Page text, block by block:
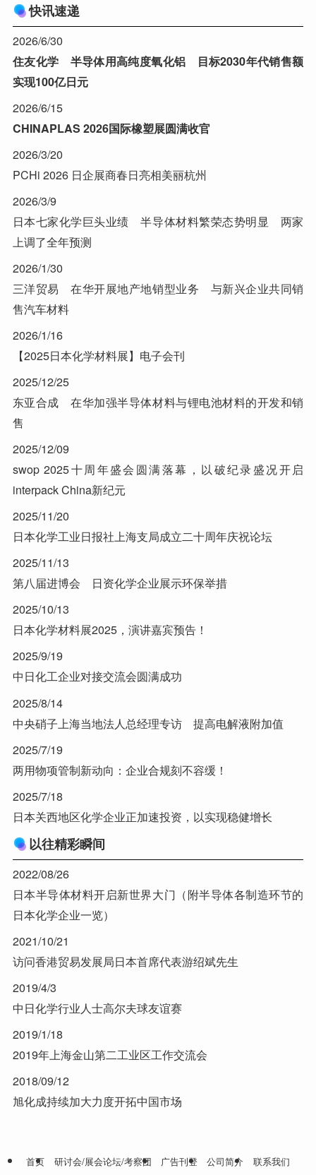
快讯速递
2026/6/30
住友化学 半导体用高纯度氧化铝 目标2030年代销售额
实现100亿日元
2026/6/15
CHINAPLAS 2026国际橡塑展圆满收官
2026/3/20
PCHi 2026 日企展商春日亮相美丽杭州
2026/3/9
日本七家化学巨头业绩 半导体材料繁荣态势明显 两家
上调了全年预测
2026/1/30
三洋贸易 在华开展地产地销型业务 与新兴企业共同销
售汽车材料
2026/1/16
【2025日本化学材料展】电子会刊
2025/12/25
东亚合成 在华加强半导体材料与锂电池材料的开发和销
售
2025/12/09
swop 2025十周年盛会圆满落幕，以破纪录盛况开启
interpack China新纪元
2025/11/20
日本化学工业日报社上海支局成立二十周年庆祝论坛
2025/11/13
第八届进博会 日资化学企业展示环保举措
2025/10/13
日本化学材料展2025，演讲嘉宾预告！
2025/9/19
中日化工企业对接交流会圆满成功
2025/8/14
中央硝子上海当地法人总经理专访 提高电解液附加值
2025/7/19
两用物项管制新动向：企业合规刻不容缓！
2025/7/18
日本关西地区化学企业正加速投资，以实现稳健增长
以往精彩瞬间
2022/08/26
日本半导体材料开启新世界大门（附半导体各制造环节的
日本化学企业一览）
2021/10/21
访问香港贸易发展局日本首席代表游绍斌先生
2019/4/3
中日化学行业人士高尔夫球友谊赛
2019/1/18
2019年上海金山第二工业区工作交流会
2018/09/12
旭化成持续加大力度开拓中国市场
首页 研讨会/展会论坛/考察团 广告刊登 公司简介
联系我们